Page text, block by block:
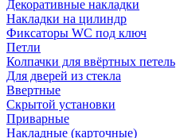
Декоративные накладки
Накладки на цилиндр
Фиксаторы WC под ключ
Петли
Колпачки для ввёртных петель
Для дверей из стекла
Ввертные
Скрытой установки
Приварные
Накладные (карточные)